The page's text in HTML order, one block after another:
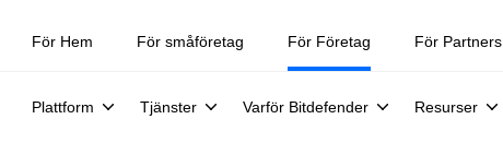
För Hem För småföretag För Företag
Plattform Tjänster Varför Bitdefender Resurser
För Partners